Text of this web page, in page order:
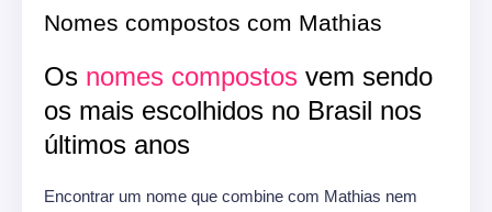
Nomes compostos com Mathias
Os nomes compostos vem sendo
os mais escolhidos no Brasil nos
últimos anos
Encontrar um nome que combine com Mathias nem